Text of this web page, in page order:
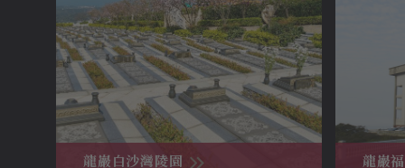
龍巖白沙灣陵園 龍巖